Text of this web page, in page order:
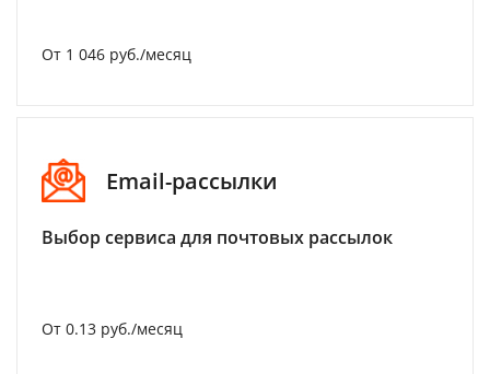
От 1 046 руб./месяц
Email-рассылки
Выбор сервиса для почтовых рассылок
От 0.13 руб./месяц